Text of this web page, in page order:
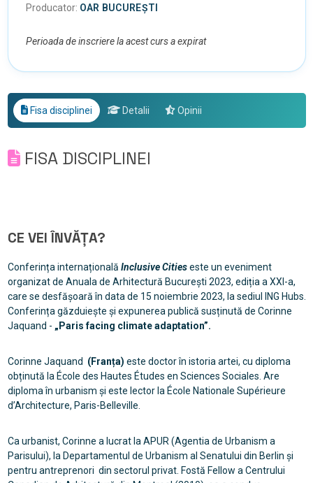
Producator: OAR BUCUREȘTI
Perioada de inscriere la acest curs a expirat
Fisa disciplinei Detalii Opinii
FISA DISCIPLINEI
CE VEI ÎNVĂȚA?
Conferința internațională Inclusive Citieseste un eveniment
organizat de Anuala de Arhitectură București 2023, ediția a XXI-a,
care se desfășoară în data de 15 noiembrie 2023, la sediul ING Hubs.
Conferința găzduiește și expunerea publică susținută de Corinne
Jaquand - „Paris facing climate adaptation”.
Corinne Jaquand (Franța) este doctor în istoria artei, cu diploma
obținută la École des Hautes Études en Sciences Sociales. Are
diploma în urbanism și este lector la École Nationale Supérieure
d’Architecture, Paris-Belleville.
Ca urbanist, Corinne a lucrat la APUR (Agentia de Urbanism a
Parisului), la Departamentul de Urbanism al Senatului din Berlin și
pentru antreprenori din sectorul privat. Fostă Fellow a Centrului